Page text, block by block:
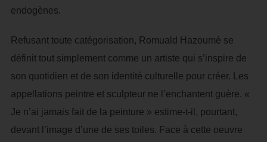
endogènes.
Refusant toute catégorisation, Romuald Hazoumè se
définit tout simplement comme un artiste qui s’inspire de
son quotidien et de son identité culturelle pour créer. Les
appellations peintre et sculpteur ne l’enchantent guère. «
Je n’ai jamais fait de la peinture » estime-t-il, pourtant,
devant l’image d’une de ses toiles. Face à cette oeuvre